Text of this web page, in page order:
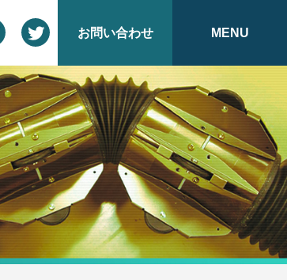
お問い合わせ MENU